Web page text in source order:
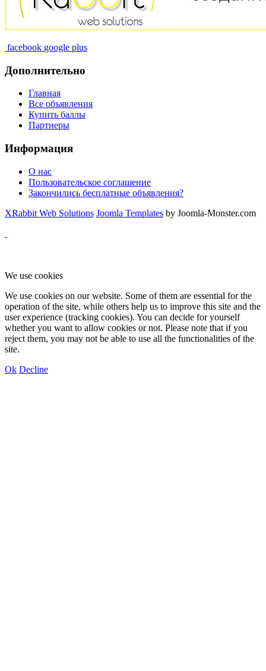
facebook google plus
Дополнительно
Главная
Все объявления
Купить баллы
Партнеры
Информация
О нас
Пользовательское соглашение
Закончились бесплатные объявления?
XRabbit Web Solutions Joomla Templates by Joomla-Monster.com
We use cookies
We use cookies on our website. Some of them are essential for the
operation of the site, while others help us to improve this site and the
user experience (tracking cookies). You can decide for yourself
whether you want to allow cookies or not. Please note that if you
reject them, you may not be able to use all the functionalities of the
site.
Ok Decline